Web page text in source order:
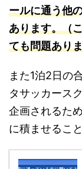
ールに通う他
あります。（
ても問題あり
また1泊2日の
タサッカース
企画されるた
に積ませるこ